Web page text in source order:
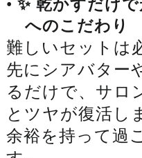
• ✨ 乾かすだけで
へのこだわり
難しいセットは
先にシアバター
るだけで、サロ
とツヤが復活し
余裕を持って過